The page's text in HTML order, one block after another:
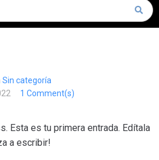
Sin categoría
1 Comment(s)
Esta es tu primera entrada. Edítala
a escribir!